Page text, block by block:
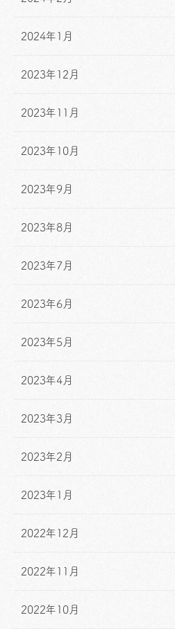
2024年1月
2023年12月
2023年11月
2023年10月
2023年9月
2023年8月
2023年7月
2023年6月
2023年5月
2023年4月
2023年3月
2023年2月
2023年1月
2022年12月
2022年11月
2022年10月